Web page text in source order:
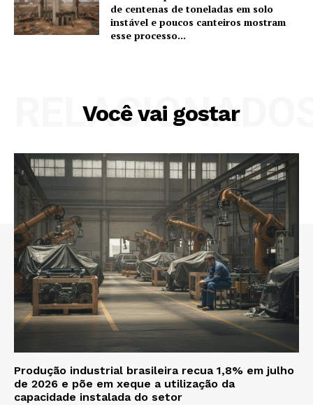
de centenas de toneladas em solo
instável e poucos canteiros mostram
esse processo...
Você vai gostar
Produção industrial brasileira recua 1,8% em julho
de 2026 e põe em xeque a utilização da
capacidade instalada do setor